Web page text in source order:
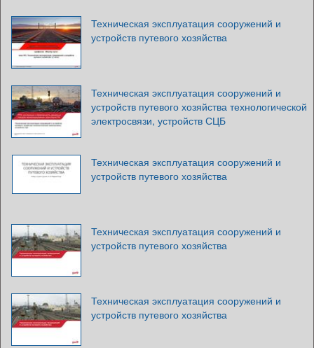
Техническая эксплуатация сооружений и
устройств путевого хозяйства
Техническая эксплуатация сооружений и
устройств путевого хозяйства технологической
электросвязи, устройств СЦБ
Техническая эксплуатация сооружений и
устройств путевого хозяйства
Техническая эксплуатация сооружений и
устройств путевого хозяйства
Техническая эксплуатация сооружений и
устройств путевого хозяйства